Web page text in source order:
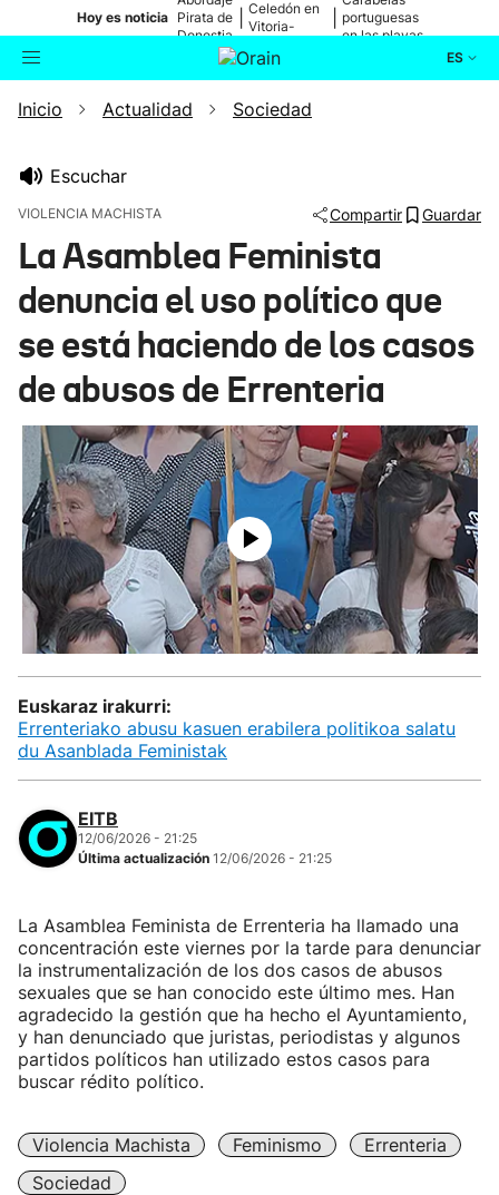
Hoy es noticia Pirata de
Donostia
Celedón en
Vitoria-
portuguesas
en las playas
ES
Buscador Actualidad
Ikusmiran
Eguraldia
Inicio Actualidad Sociedad
Escuchar
VIOLENCIA MACHISTA Compartir Guardar
La Asamblea Feminista
denuncia el uso político que
se está haciendo de los casos
de abusos de Errenteria
Euskaraz irakurri:
Errenteriako abusu kasuen erabilera politikoa salatu
du Asanblada Feministak
EITB
12/06/2026 - 21:25
Última actualización 12/06/2026 - 21:25
La Asamblea Feminista de Errenteria ha llamado una
concentración este viernes por la tarde para denunciar
la instrumentalización de los dos casos de abusos
sexuales que se han conocido este último mes. Han
agradecido la gestión que ha hecho el Ayuntamiento,
y han denunciado que juristas, periodistas y algunos
partidos políticos han utilizado estos casos para
buscar rédito político.
Violencia Machista Feminismo
Errenteria
Sociedad